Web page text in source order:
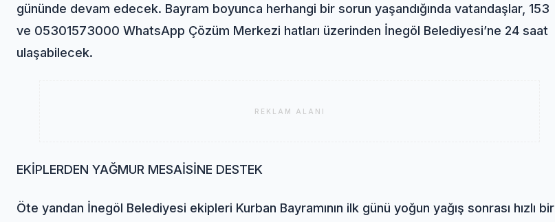
gününde devam edecek. Bayram boyunca herhangi bir sorun yaşandığında vatandaşlar, 153
ve 05301573000 WhatsApp Çözüm Merkezi hatları üzerinden İnegöl Belediyesi’ne 24 saat
ulaşabilecek.
REKLAM ALANI
EKİPLERDEN YAĞMUR MESAİSİNE DESTEK
Öte yandan İnegöl Belediyesi ekipleri Kurban Bayramının ilk günü yoğun yağış sonrası hızlı bir